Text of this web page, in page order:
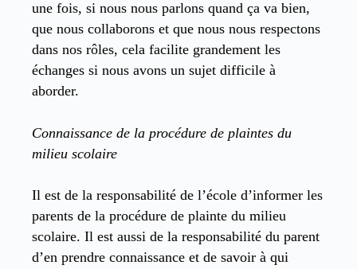
une fois, si nous nous parlons quand ça va bien,
que nous collaborons et que nous nous respectons
dans nos rôles, cela facilite grandement les
échanges si nous avons un sujet difficile à
aborder.
Connaissance de la procédure de plaintes du
milieu scolaire
Il est de la responsabilité de l’école d’informer les
parents de la procédure de plainte du milieu
scolaire. Il est aussi de la responsabilité du parent
d’en prendre connaissance et de savoir à qui